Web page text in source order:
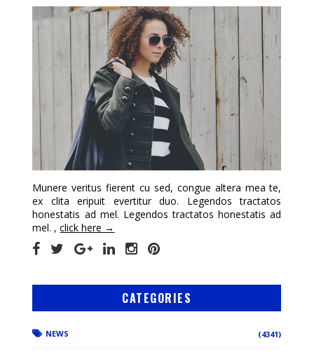
Munere veritus fierent cu sed, congue altera mea te,
ex clita eripuit evertitur duo. Legendos tractatos
honestatis ad mel. Legendos tractatos honestatis ad
mel. ,click here →
CATEGORIES
NEWS (4341)